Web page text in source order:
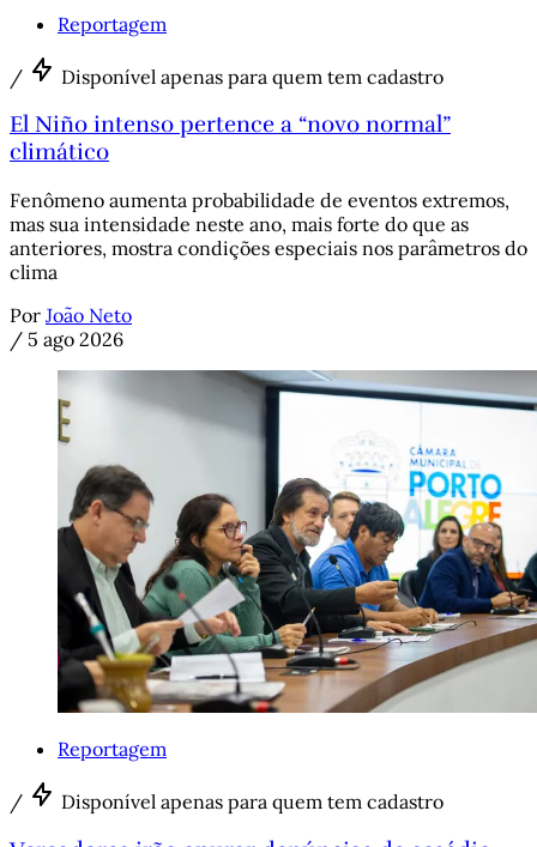
Reportagem
/ Disponível apenas para quem tem cadastro
El Niño intenso pertence a “novo normal”
climático
Fenômeno aumenta probabilidade de eventos extremos,
mas sua intensidade neste ano, mais forte do que as
anteriores, mostra condições especiais nos parâmetros do
clima
Por João Neto
/ 5 ago 2026
Reportagem
/ Disponível apenas para quem tem cadastro